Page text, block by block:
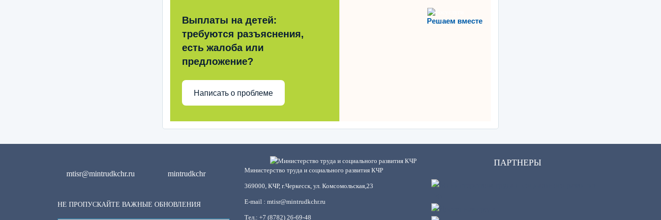
Решаем вместе
Выплаты на детей:
требуются разъяснения,
есть жалоба или
предложение?
Написать о проблеме
mtisr@mintrudkchr.ru mintrudkchr
НЕ ПРОПУСКАЙТЕ ВАЖНЫЕ ОБНОВЛЕНИЯ
Министерство труда и социального развития КЧР
369000, КЧР, г.Черкесск, ул. Комсомольская,23
E-mail : mtisr@mintrudkchr.ru
Тел.: +7 (8782) 26-69-48
ПАРТНЕРЫ